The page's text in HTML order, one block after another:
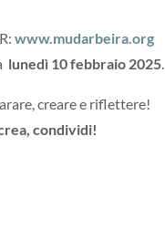
www.mudarbeira.org
lunedì 10 febbraio 2025.
creare e riflettere!
condividi!